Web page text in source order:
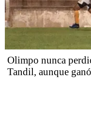
Olimpo nunca
Tandil, aunque